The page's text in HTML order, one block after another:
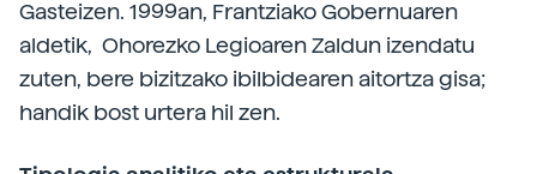
Gasteizen. 1999an, Frantziako Gobernuaren
aldetik, Ohorezko Legioaren Zaldun izendatu
zuten, bere bizitzako ibilbidearen aitortza gisa;
handik bost urtera hil zen.